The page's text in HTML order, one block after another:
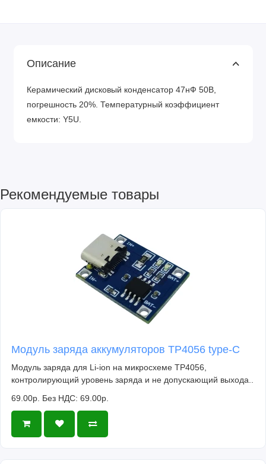
Описание
Керамический дисковый конденсатор 47нФ 50В,
погрешность 20%. Температурный коэффициент
емкости: Y5U.
Рекомендуемые товары
Модуль заряда аккумуляторов TP4056 type-C
Модуль заряда для Li-ion на микросхеме TP4056,
контролирующий уровень заряда и не допускающий выхода..
69.00р. Без НДС: 69.00р.